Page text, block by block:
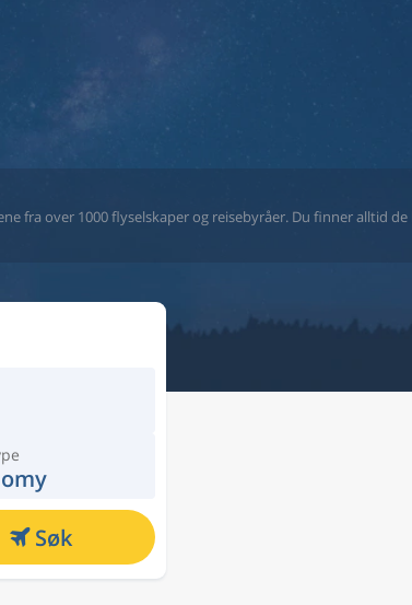
fra over 1000 flyselskaper og reisebyråer. Du finner alltid de
Søk